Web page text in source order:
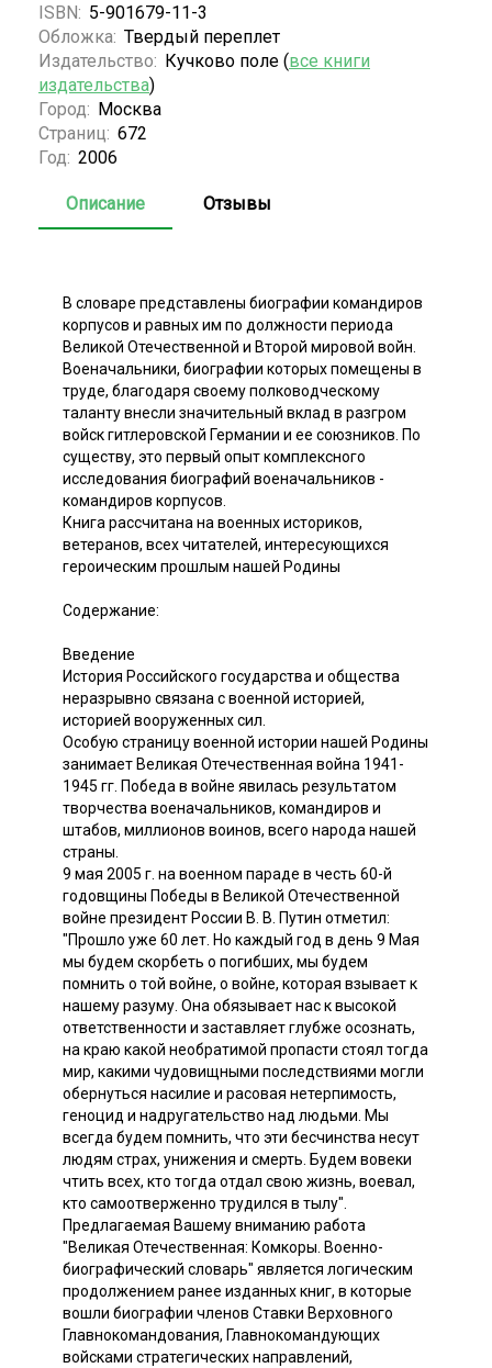
ISBN: 5-901679-11-3
Обложка: Твердый переплет
Издательство: Кучково поле (все книги
издательства)
Город: Москва
Страниц: 672
Год: 2006
Описание Отзывы
В словаре представлены биографии командиров
корпусов и равных им по должности периода
Великой Отечественной и Второй мировой войн.
Военачальники, биографии которых помещены в
труде, благодаря своему полководческому
таланту внесли значительный вклад в разгром
войск гитлеровской Германии и ее союзников. По
существу, это первый опыт комплексного
исследования биографий военачальников -
командиров корпусов.
Книга рассчитана на военных историков,
ветеранов, всех читателей, интересующихся
героическим прошлым нашей Родины
Содержание:
Введение
История Российского государства и общества
неразрывно связана с военной историей,
историей вооруженных сил.
Особую страницу военной истории нашей Родины
занимает Великая Отечественная война 1941-
1945 гг. Победа в войне явилась результатом
творчества военачальников, командиров и
штабов, миллионов воинов, всего народа нашей
страны.
9 мая 2005 г. на военном параде в честь 60-й
годовщины Победы в Великой Отечественной
войне президент России В. В. Путин отметил:
"Прошло уже 60 лет. Но каждый год в день 9 Мая
мы будем скорбеть о погибших, мы будем
помнить о той войне, о войне, которая взывает к
нашему разуму. Она обязывает нас к высокой
ответственности и заставляет глубже осознать,
на краю какой необратимой пропасти стоял тогда
мир, какими чудовищными последствиями могли
обернуться насилие и расовая нетерпимость,
геноцид и надругательство над людьми. Мы
всегда будем помнить, что эти бесчинства несут
людям страх, унижения и смерть. Будем вовеки
чтить всех, кто тогда отдал свою жизнь, воевал,
кто самоотверженно трудился в тылу".
Предлагаемая Вашему вниманию работа
"Великая Отечественная: Комкоры. Военно-
биографический словарь" является логическим
продолжением ранее изданных книг, в которые
вошли биографии членов Ставки Верховного
Главнокомандования, Главнокомандующих
войсками стратегических направлений,